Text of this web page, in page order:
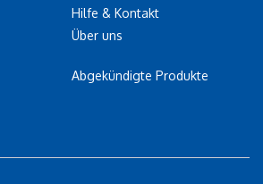
Hilfe & Kontakt
Über uns
Abgekündigte Produkte